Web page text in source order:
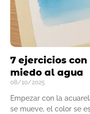
7 ejercicios
miedo al agua
08/10/2025
Empezar con la
se mueve, el color se